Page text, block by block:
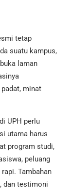
tetap
suatu kampus,
laman
minat
UPH perlu
utama harus
program studi,
peluang
Tambahan
dan testimoni